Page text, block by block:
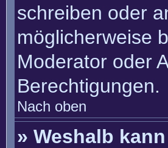
schreiben oder
möglicherweise
Moderator oder
Berechtigungen.
Nach oben
» Weshalb